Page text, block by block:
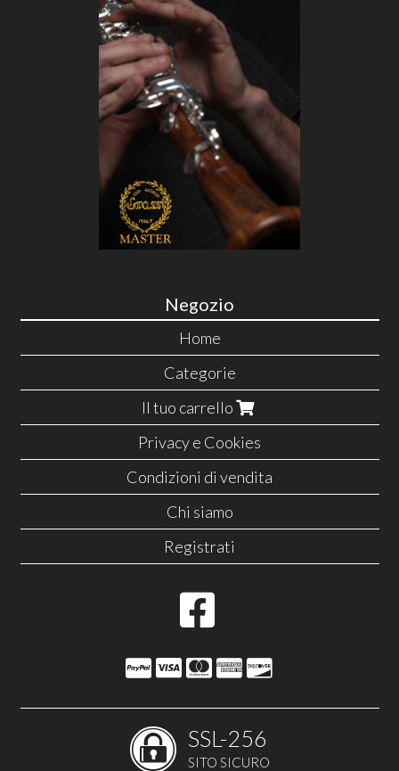
Negozio
Home
Categorie
Il tuo carrello
Privacy e Cookies
Condizioni di vendita
Chi siamo
Registrati
SSL-256
SITO SICURO